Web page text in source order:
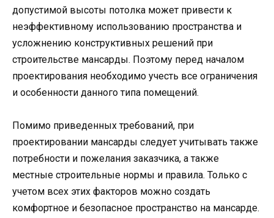
допустимой высоты потолка может привести к
неэффективному использованию пространства и
усложнению конструктивных решений при
строительстве мансарды. Поэтому перед началом
проектирования необходимо учесть все ограничения
и особенности данного типа помещений.
Помимо приведенных требований, при
проектировании мансарды следует учитывать также
потребности и пожелания заказчика, а также
местные строительные нормы и правила. Только с
учетом всех этих факторов можно создать
комфортное и безопасное пространство на мансарде.